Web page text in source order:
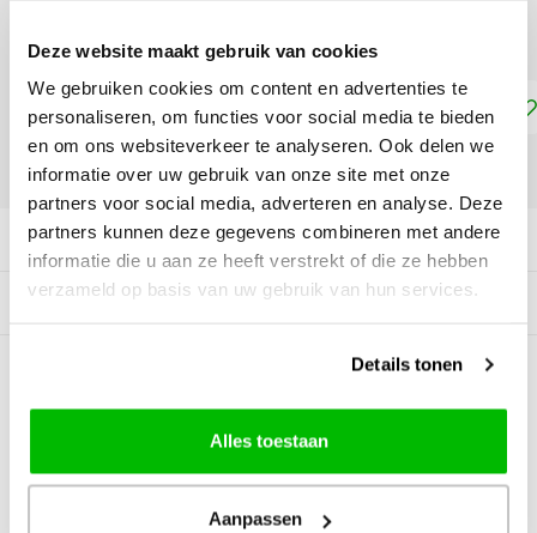
Deze website maakt gebruik van cookies
We gebruiken cookies om content en advertenties te
personaliseren, om functies voor social media te bieden
en om ons websiteverkeer te analyseren. Ook delen we
informatie over uw gebruik van onze site met onze
partners voor social media, adverteren en analyse. Deze
partners kunnen deze gegevens combineren met andere
informatie die u aan ze heeft verstrekt of die ze hebben
verzameld op basis van uw gebruik van hun services.
Details tonen
Alles toestaan
Aanpassen
18.3 x 18 cm, kruissteek telpakket Lees meer
Toevoegen aan winkelwagen
DELEN:
Productomschrijving
Gerelateerde producten
BEOORDELINGEN